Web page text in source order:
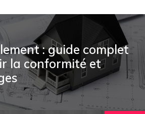
: guide complet
la conformité et